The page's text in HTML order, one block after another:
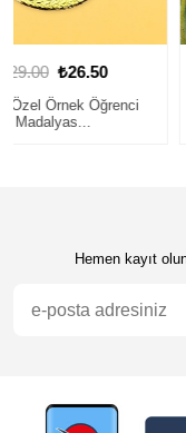
₺29.00
Örnek Öğrenci
Hemen kayıt